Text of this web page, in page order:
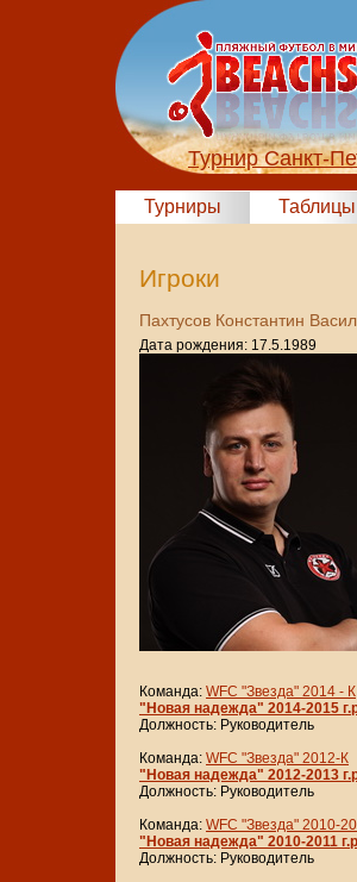
Турнир Санкт-
Турниры Таблицы
Игроки
Пахтусов Константин
Дата рождения: 17.5.1989
Команда: WFC "Звезда" 2014 - К
"Новая надежда" 2014-2015
Должность: Руководитель
Команда: WFC "Звезда" 2012-К
"Новая надежда" 2012-2013
Должность: Руководитель
Команда: WFC "Звезда" 2010-
"Новая надежда" 2010-2011
Должность: Руководитель